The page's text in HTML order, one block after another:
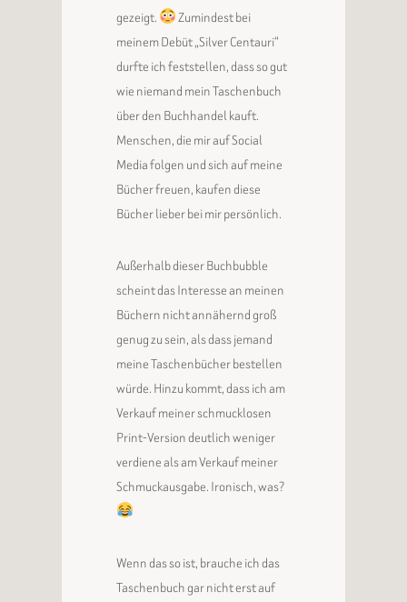
gezeigt.
Zumindest bei
meinem Debüt „Silver Centauri“
durfte ich feststellen, dass so gut
wie niemand mein Taschenbuch
über den Buchhandel kauft.
Menschen, die mir auf Social
Media folgen und sich auf meine
Bücher freuen, kaufen diese
Bücher lieber bei mir persönlich.
Außerhalb dieser Buchbubble
scheint das Interesse an meinen
Büchern nicht annähernd groß
genug zu sein, als dass jemand
meine Taschenbücher bestellen
würde. Hinzu kommt, dass ich am
Verkauf meiner schmucklosen
Print-Version deutlich weniger
verdiene als am Verkauf meiner
Schmuckausgabe. Ironisch, was?
Wenn das so ist, brauche ich das
Taschenbuch gar nicht erst auf